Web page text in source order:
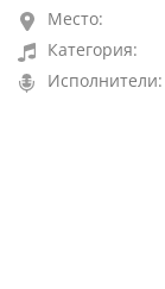
Место:
Категория:
Исполнители: